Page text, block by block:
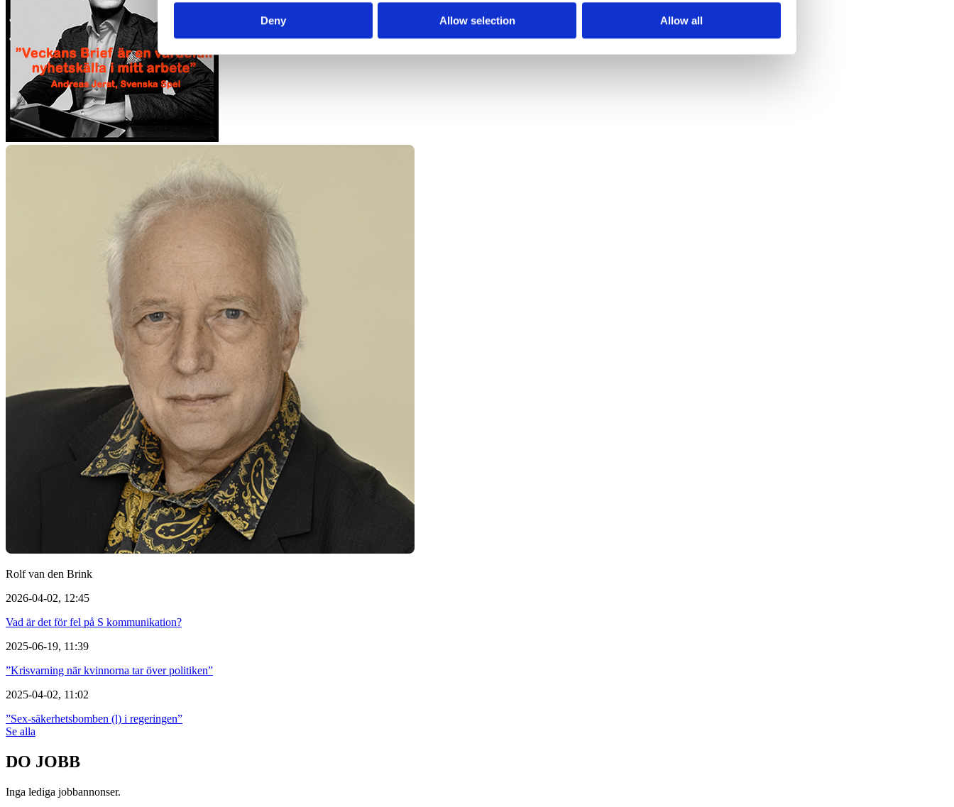
Deny Allow selection Allow all
Rolf van den Brink
2026-04-02, 12:45
Vad är det för fel på S kommunikation?
2025-06-19, 11:39
”Krisvarning när kvinnorna tar över politiken”
2025-04-02, 11:02
”Sex-säkerhetsbomben (l) i regeringen”
Se alla
DO JOBB
Inga lediga jobbannonser.